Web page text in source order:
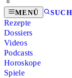
MENÜ
Rezepte
Dossiers
Videos
Podcasts
Horoskope
Spiele